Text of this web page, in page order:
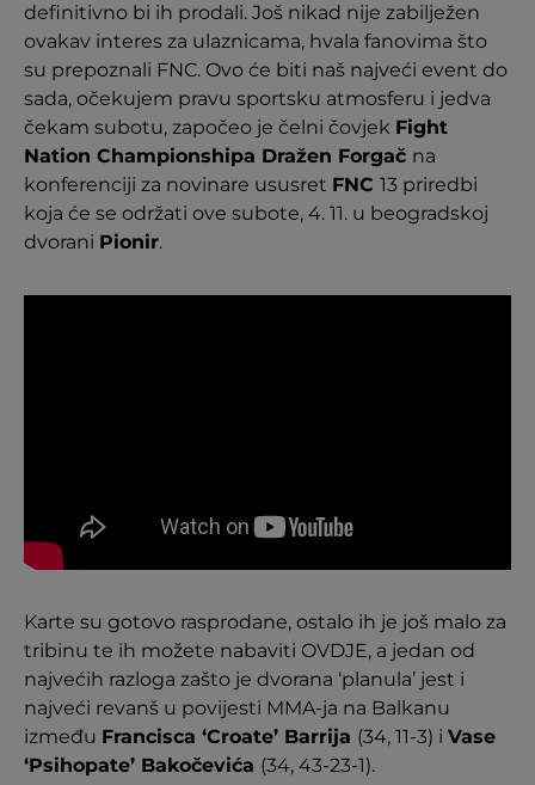
definitivno bi ih prodali. Još nikad nije zabilježen
ovakav interes za ulaznicama, hvala fanovima što
su prepoznali FNC. Ovo će biti naš najveći event do
sada, očekujem pravu sportsku atmosferu i jedva
čekam subotu, započeo je čelni čovjek Fight
Nation Championshipa Dražen Forgač na
konferenciji za novinare ususret FNC 13 priredbi
koja će se održati ove subote, 4. 11. u beogradskoj
dvorani Pionir.
Karte su gotovo rasprodane, ostalo ih je još malo za
tribinu te ih možete nabaviti OVDJE, a jedan od
najvećih razloga zašto je dvorana ‘planula’ jest i
najveći revanš u povijesti MMA-ja na Balkanu
između Francisca ‘Croate’ Barrija (34, 11-3) i Vase
‘Psihopate’ Bakočevića (34, 43-23-1).